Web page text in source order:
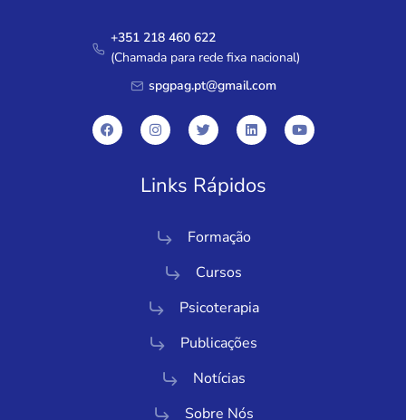
+351 218 460 622
(Chamada para rede fixa nacional)
spgpag.pt@gmail.com
Links Rápidos
Formação
Cursos
Psicoterapia
Publicações
Notícias
Sobre Nós